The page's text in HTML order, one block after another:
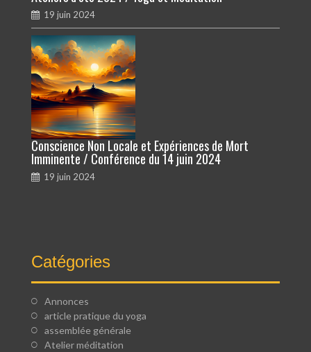
19 juin 2024
Conscience Non Locale et Expériences de Mort
Imminente / Conférence du 14 juin 2024
19 juin 2024
Catégories
Annonces
article pratique du yoga
assemblée générale
Atelier méditation